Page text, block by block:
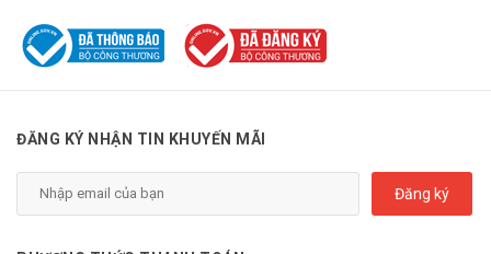
ĐĂNG KÝ NHẬN TIN KHUYẾN MÃI
Đăng ký